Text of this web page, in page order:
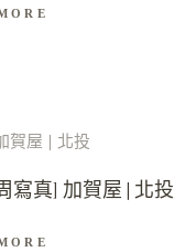
寫真] 加賀屋 | 北投